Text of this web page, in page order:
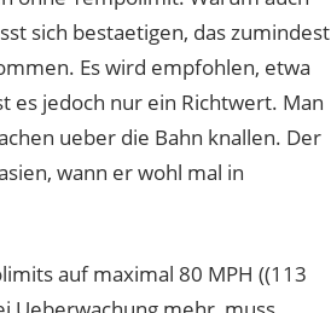
sich bestaetigen, das zumindest
Es wird empfohlen, etwa
es jedoch nur ein Richtwert. Man
ueber die Bahn knallen. Der
wann er wohl mal in
auf maximal 80 MPH ((113